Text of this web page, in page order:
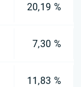
20,19 %
7,30 %
11,83 %